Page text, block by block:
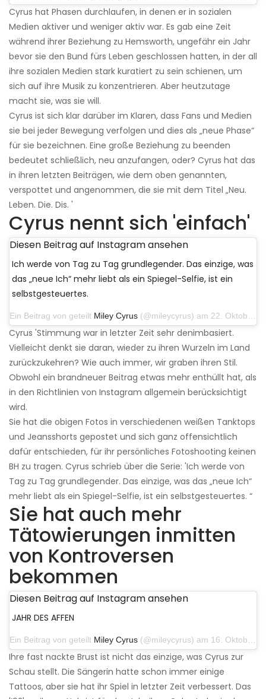
Cyrus hat Phasen durchlaufen, in denen er in sozialen
Medien aktiver und weniger aktiv war. Es gab eine Zeit
während ihrer Beziehung zu Hemsworth, ungefähr ein Jahr
bevor sie den Bund fürs Leben geschlossen hatten, in der all
ihre sozialen Medien stark kuratiert zu sein schienen, um
sich auf ihre Musik zu konzentrieren. Aber heutzutage
macht sie, was sie will.
Cyrus ist sich klar darüber im Klaren, dass Fans und Medien
sie bei jeder Bewegung verfolgen und dies als „neue Phase“
für sie bezeichnen. Eine große Beziehung zu beenden
bedeutet schließlich, neu anzufangen, oder? Cyrus hat das
in ihren letzten Beiträgen, wie dem oben genannten,
verspottet und angenommen, die sie mit dem Titel „Neu.
Leben. Die. Dis. '
Cyrus nennt sich 'einfach'
Diesen Beitrag auf Instagram ansehen
Ich werde von Tag zu Tag grundlegender. Das einzige, was
das „neue Ich“ mehr liebt als ein Spiegel-Selfie, ist ein
selbstgesteuertes.
Ein Beitrag von geteilt Miley Cyrus (@mileycyrus) am 22. Oktober 2019 um 11:39 Uhr PDT
Cyrus 'Stimmung war in letzter Zeit sehr denimbasiert.
Vielleicht denkt sie daran, wieder zu ihren Wurzeln im Land
zurückzukehren? Wie auch immer, wir graben ihren Stil.
Obwohl ein brandneuer Beitrag etwas mehr enthüllt hat, als
in den Richtlinien von Instagram allgemein berücksichtigt
wird.
Sie hat die obigen Fotos in verschiedenen weißen Tanktops
und Jeansshorts gepostet und sich ganz offensichtlich
dafür entschieden, für ihr persönliches Fotoshooting keinen
BH zu tragen. Cyrus schrieb über die Serie: 'Ich werde von
Tag zu Tag grundlegender. Das einzige, was das „neue Ich“
mehr liebt als ein Spiegel-Selfie, ist ein selbstgesteuertes. “
Sie hat auch mehr
Tätowierungen inmitten
von Kontroversen
bekommen
Diesen Beitrag auf Instagram ansehen
JAHR DES AFFEN
Ein Beitrag von geteilt Miley Cyrus (@mileycyrus) am 16. Oktober 2019 um 19:04 Uhr PDT
Ihre fast nackte Brust ist nicht das einzige, was Cyrus zur
Schau stellt. Die Sängerin hatte schon immer einige
Tattoos, aber sie hat ihr Spiel in letzter Zeit verbessert. Das